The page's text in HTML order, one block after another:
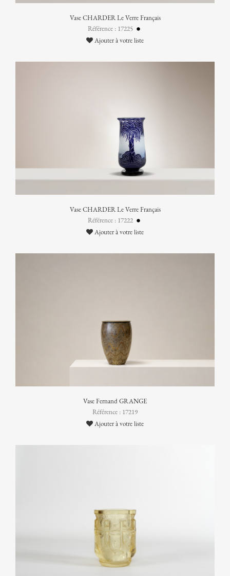
Vase CHARDER Le Verre Français
Référence : 17225
Ajouter à votre liste
Vase CHARDER Le Verre Français
Référence : 17222
Ajouter à votre liste
Vase Fernand GRANGE
Référence : 17219
Ajouter à votre liste